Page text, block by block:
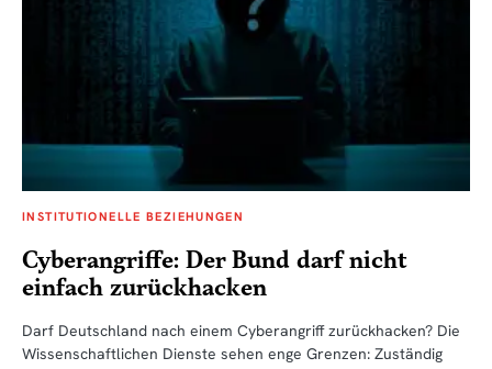
INSTITUTIONELLE BEZIEHUNGEN
Cyberangriffe: Der Bund darf nicht
einfach zurückhacken
Darf Deutschland nach einem Cyberangriff zurückhacken? Die
Wissenschaftlichen Dienste sehen enge Grenzen: Zuständig